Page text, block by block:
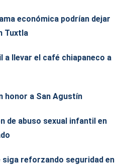
económica podrían dejar
Tuxtla
a llevar el café chiapaneco a
honor a San Agustín
de abuso sexual infantil en
siga reforzando seguridad en